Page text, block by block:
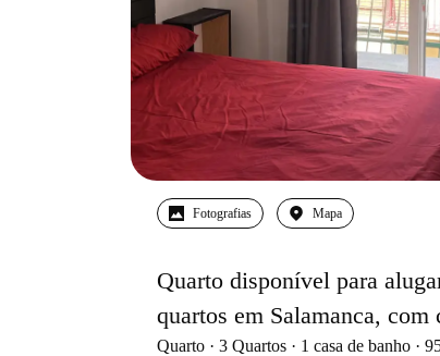
Fotografias Mapa
Quarto disponível para
quartos em Salamanca, com
Quarto 3 Quartos 1 casa de banho